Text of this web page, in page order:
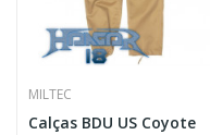
MILTEC
Calças BDU US Coyote